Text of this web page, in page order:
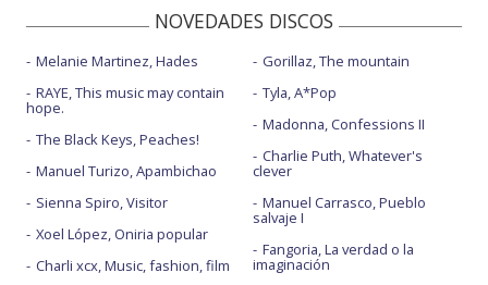
NOVEDADES DISCOS
Melanie Martinez, Hades
RAYE, This music may contain
hope.
The Black Keys, Peaches!
Manuel Turizo, Apambichao
Sienna Spiro, Visitor
Xoel López, Oniria popular
Charli xcx, Music, fashion, film
Gorillaz, The mountain
Tyla, A*Pop
Madonna, Confessions II
Charlie Puth, Whatever's
clever
Manuel Carrasco, Pueblo
salvaje I
Fangoria, La verdad o la
imaginación